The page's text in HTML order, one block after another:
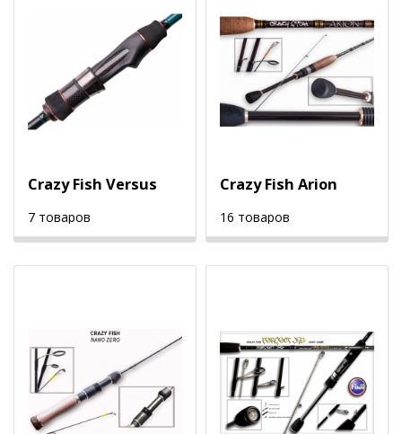
Crazy Fish Versus
7 товаров
Crazy Fish Arion
16 товаров